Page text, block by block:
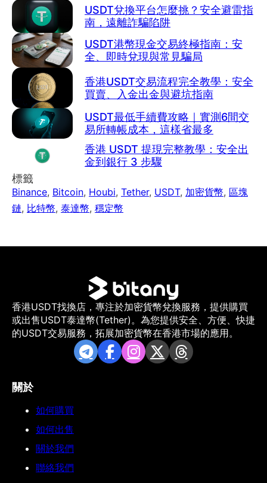
USDT兌換平台怎麼挑？安全避雷指
南，遠離詐騙陷阱
USDT港幣現金交易終極指南：安
全、即時兌現與常見騙局
香港USDT交易流程完全教學：安全
買賣、入金出金與避坑指南
USDT最低手續費攻略｜實測6間交
易所轉帳成本，這樣省最多
香港 USDT 提現完整教學：安全出
金到銀行 3 步驟
標籤
Binance, Bitcoin, Houbi, Tether, USDT, 加密貨幣, 區塊
鏈, 比特幣, 泰達幣, 穩定幣
香港USDT找換店，專注於加密貨幣兌換服務，提供購買
或出售USDT泰達幣(Tether)。為您提供安全、方便、快捷
的USDT交易服務，拓展加密貨幣在香港市場的應用。
關於
如何購買
如何出售
關於我們
聯絡我們